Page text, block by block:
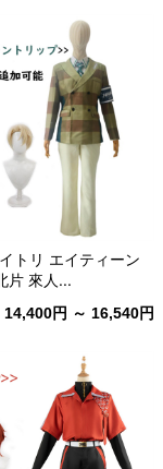
トリ エイティーン
片 來人...
14,400円 ～ 16,540円